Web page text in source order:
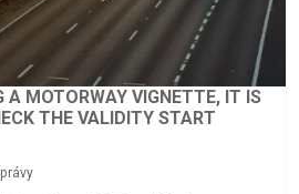
A MOTORWAY VIGNETTE, IT IS
THE VALIDITY START